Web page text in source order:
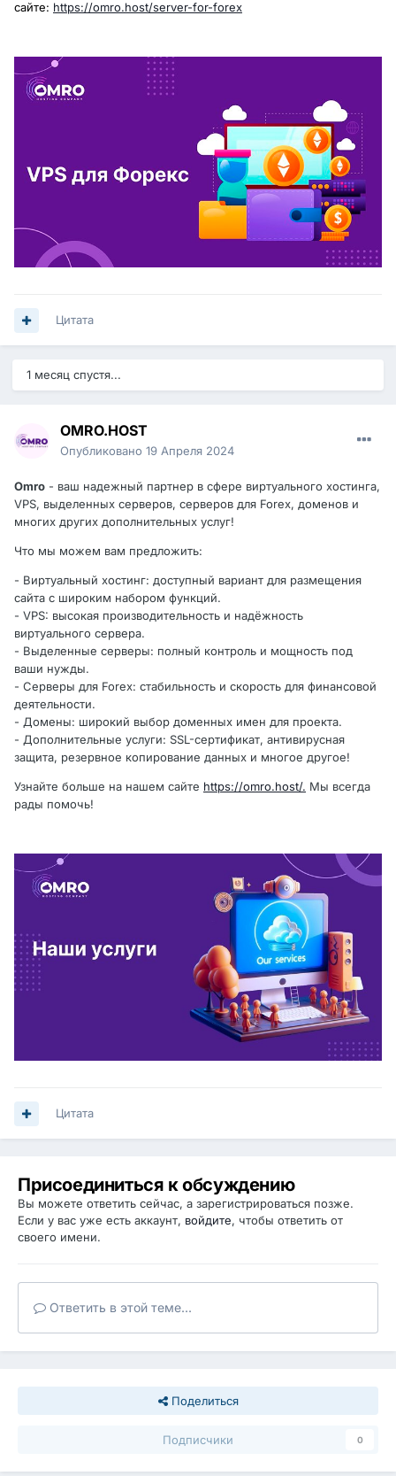
сайте: https://omro.host/server-for-forex
Цитата
1 месяц спустя...
OMRO.HOST
Опубликовано 19 Апреля 2024
Omro - ваш надежный партнер в сфере виртуального хостинга,
VPS, выделенных серверов, серверов для Forex, доменов и
многих других дополнительных услуг!
Что мы можем вам предложить:
- Виртуальный хостинг: доступный вариант для размещения
сайта с широким набором функций.
- VPS: высокая производительность и надёжность
виртуального сервера.
- Выделенные серверы: полный контроль и мощность под
ваши нужды.
- Серверы для Forex: стабильность и скорость для финансовой
деятельности.
- Домены: широкий выбор доменных имен для проекта.
- Дополнительные услуги: SSL-сертификат, антивирусная
защита, резервное копирование данных и многое другое!
Узнайте больше на нашем сайте https://omro.host/. Мы всегда
рады помочь!
Цитата
Присоединиться к обсуждению
Вы можете ответить сейчас, а зарегистрироваться позже.
Если у вас уже есть аккаунт, войдите, чтобы ответить от
своего имени.
Ответить в этой теме...
Поделиться
Подписчики 0